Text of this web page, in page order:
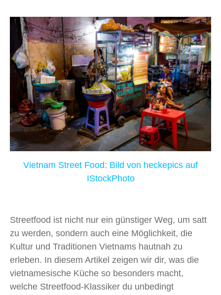
Vietnam Street Food: Bild von heckepics auf
IStockPhoto
Streetfood ist nicht nur ein günstiger Weg, um satt
zu werden, sondern auch eine Möglichkeit, die
Kultur und Traditionen Vietnams hautnah zu
erleben. In diesem Artikel zeigen wir dir, was die
vietnamesische Küche so besonders macht,
welche Streetfood-Klassiker du unbedingt